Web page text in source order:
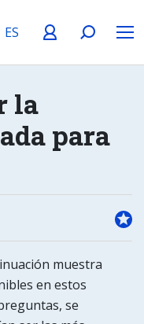
la
para
muestra
en estos
se